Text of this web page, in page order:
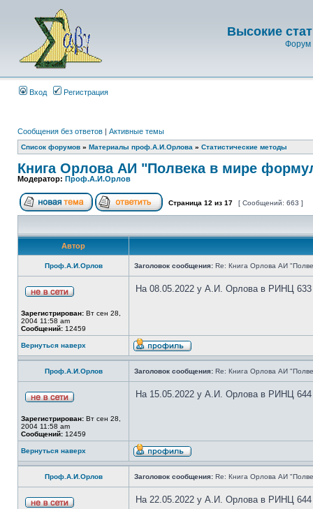
Высокие
Форум
Вход Регистрация
Сообщения без ответов | Активные темы
Список форумов » Материалы проф.А.И.Орлова » Статистические методы
Книга Орлова АИ "Полвека в мире
Модератор: Проф.А.И.Орлов
Страница 12 из 17 [ Сообщений: 663 ]
Автор
Проф.А.И.Орлов Заголовок сообщения: Re: Книга Орлова АИ
Зарегистрирован: Вт сен 28,
2004 11:58 am
Сообщений: 12459
На 08.05.2022 у А.И. Орлова в РИНЦ 633
Вернуться наверх
Проф.А.И.Орлов Заголовок сообщения: Re: Книга Орлова АИ
Зарегистрирован: Вт сен 28,
2004 11:58 am
Сообщений: 12459
На 15.05.2022 у А.И. Орлова в РИНЦ 644
Вернуться наверх
Проф.А.И.Орлов Заголовок сообщения: Re: Книга Орлова АИ
На 22.05.2022 у А.И. Орлова в РИНЦ 644